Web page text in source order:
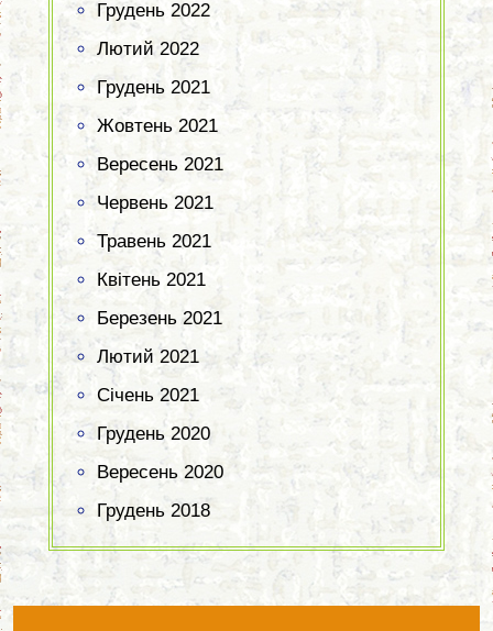
Грудень 2022
Лютий 2022
Грудень 2021
Жовтень 2021
Вересень 2021
Червень 2021
Травень 2021
Квітень 2021
Березень 2021
Лютий 2021
Січень 2021
Грудень 2020
Вересень 2020
Грудень 2018